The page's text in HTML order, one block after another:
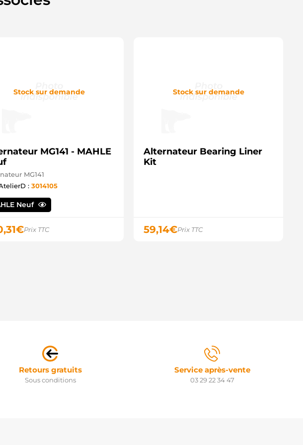
Stock sur demande
MG141 - MAHLE
MG141
: 3014105
Neuf
€Prix TTC
Stock sur demande
Alternateur Bearing Liner
Kit
59,14€Prix TTC
Retours gratuits
Sous conditions
Service après-vente
03 29 22 34 47